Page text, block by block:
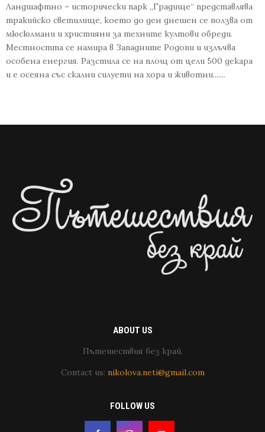
Ландшафтно – исторически парк „Градище“ представлява
тракийско светилище, което до ден днешен се ползва от
мюсюлмани и християни за техните култови обреди.
Местността се намира в Западните Родопи и излъчва
особена енергия. Разстила се на площ от цели 500 декара
и е осеяна със скални силуети на хора и животни.......
ABOUT US
Пътешествия без край.
Contact us: nikolova.neti@gmail.com
FOLLOW US